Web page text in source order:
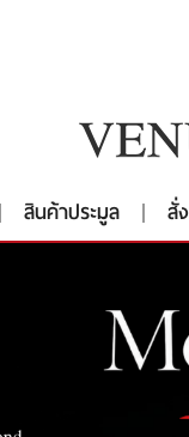
สินค้าประมูล สั่